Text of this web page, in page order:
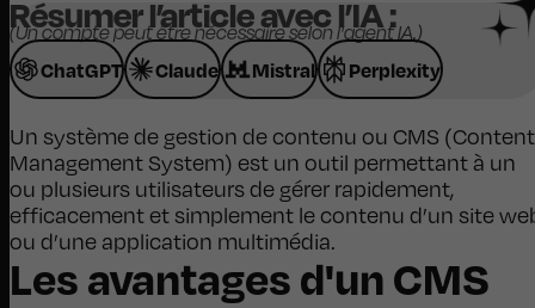
Résumer l’article avec l’IA :
(Un compte peut être nécessaire selon l'agent IA.)
ChatGPT Claude Mistral Perplexity
Un système de gestion de contenu ou CMS (Content
Management System) est un outil permettant à un
ou plusieurs utilisateurs de gérer rapidement,
efficacement et simplement le contenu d’un site
ou d’une application multimédia.
Les avantages d'un CMS